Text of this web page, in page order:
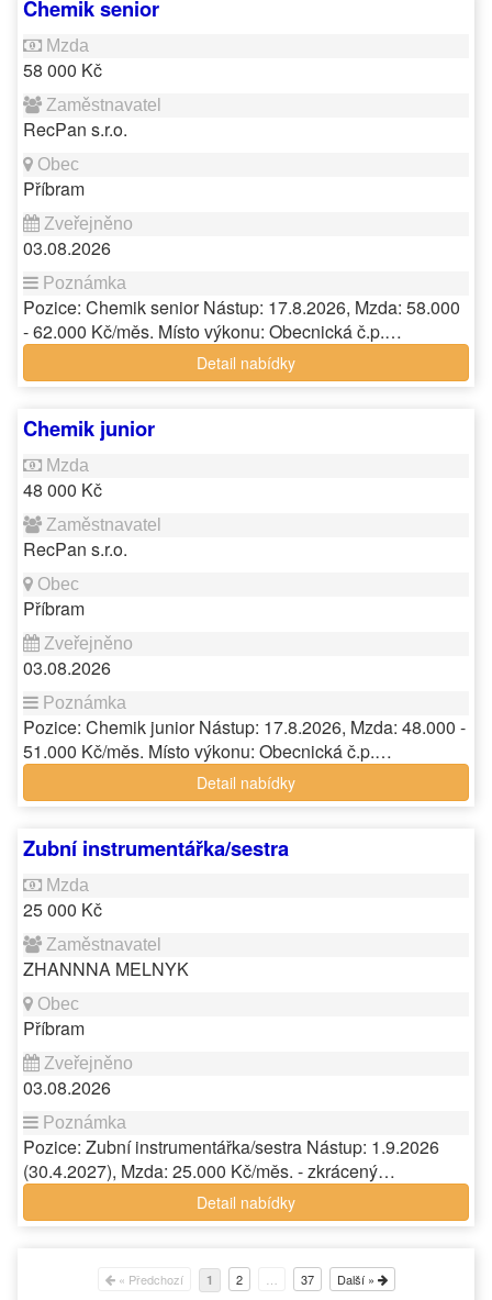
Chemik senior
58 000 Kč
RecPan s.r.o.
Příbram
03.08.2026
Pozice: Chemik senior Nástup: 17.8.2026, Mzda: 58.000
- 62.000 Kč/měs. Místo výkonu: Obecnická č.p.…
Detail nabídky
Chemik junior
48 000 Kč
RecPan s.r.o.
Příbram
03.08.2026
Pozice: Chemik junior Nástup: 17.8.2026, Mzda: 48.000 -
51.000 Kč/měs. Místo výkonu: Obecnická č.p.…
Detail nabídky
Zubní instrumentářka/sestra
25 000 Kč
ZHANNNA MELNYK
Příbram
03.08.2026
Pozice: Zubní instrumentářka/sestra Nástup: 1.9.2026
(30.4.2027), Mzda: 25.000 Kč/měs. - zkrácený…
Detail nabídky
« Předchozí 1 2 37 Další »